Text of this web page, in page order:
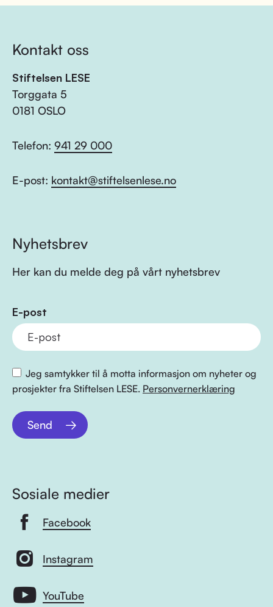
Kontakt oss
Stiftelsen LESE
Torggata 5
0181 OSLO
Telefon: 941 29 000
E-post: kontakt@stiftelsenlese.no
Nyhetsbrev
Her kan du melde deg på vårt nyhetsbrev
E-post
Jeg samtykker til å motta informasjon om nyheter og
prosjekter fra Stiftelsen LESE. Personvernerklæring
Send
Sosiale medier
Facebook
Instagram
YouTube